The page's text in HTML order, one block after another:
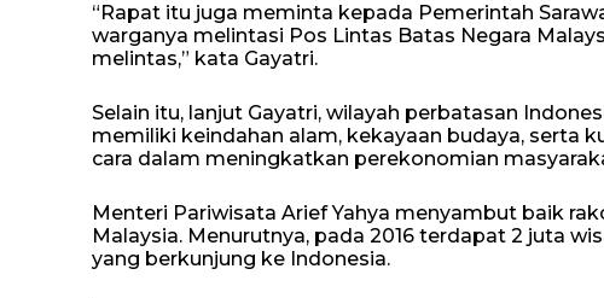
“Rapat itu juga meminta kepada Pemerintah
warganya melintasi Pos Lintas Batas Negara
melintas,” kata Gayatri.
Selain itu, lanjut Gayatri, wilayah perbatasan
memiliki keindahan alam, kekayaan budaya, serta
cara dalam meningkatkan perekonomian
Menteri Pariwisata Arief Yahya menyambut baik
Malaysia. Menurutnya, pada 2016 terdapat 2 juta
yang berkunjung ke Indonesia.